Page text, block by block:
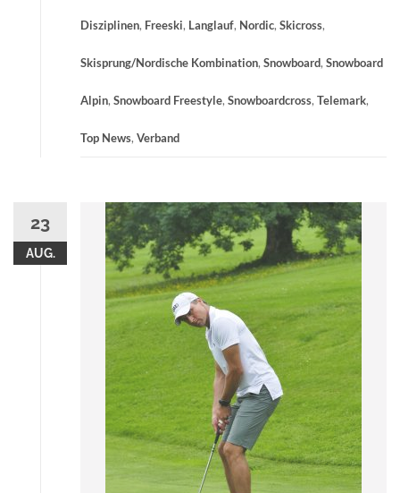
Disziplinen, Freeski, Langlauf, Nordic, Skicross,
Skisprung/Nordische Kombination, Snowboard, Snowboard
Alpin, Snowboard Freestyle, Snowboardcross, Telemark,
Top News, Verband
23
AUG.